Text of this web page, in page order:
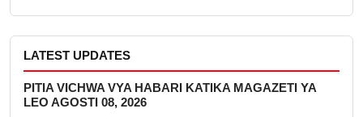
LATEST UPDATES
PITIA VICHWA VYA HABARI KATIKA MAGAZETI YA
LEO AGOSTI 08, 2026